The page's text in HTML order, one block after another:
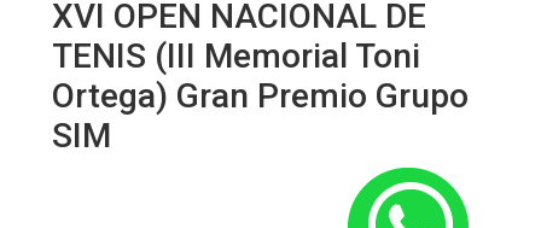
XVI OPEN NACIONAL DE
TENIS (III Memorial Toni
Ortega) Gran Premio Grupo
SIM